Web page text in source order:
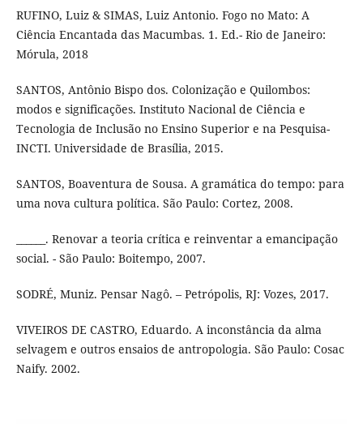
RUFINO, Luiz & SIMAS, Luiz Antonio. Fogo no Mato: A
Ciência Encantada das Macumbas. 1. Ed.- Rio de Janeiro:
Mórula, 2018
SANTOS, Antônio Bispo dos. Colonização e Quilombos:
modos e significações. Instituto Nacional de Ciência e
Tecnologia de Inclusão no Ensino Superior e na Pesquisa-
INCTI. Universidade de Brasília, 2015.
SANTOS, Boaventura de Sousa. A gramática do tempo: para
uma nova cultura política. São Paulo: Cortez, 2008.
______. Renovar a teoria crítica e reinventar a emancipação
social. - São Paulo: Boitempo, 2007.
SODRÉ, Muniz. Pensar Nagô. – Petrópolis, RJ: Vozes, 2017.
VIVEIROS DE CASTRO, Eduardo. A inconstância da alma
selvagem e outros ensaios de antropologia. São Paulo: Cosac
Naify. 2002.